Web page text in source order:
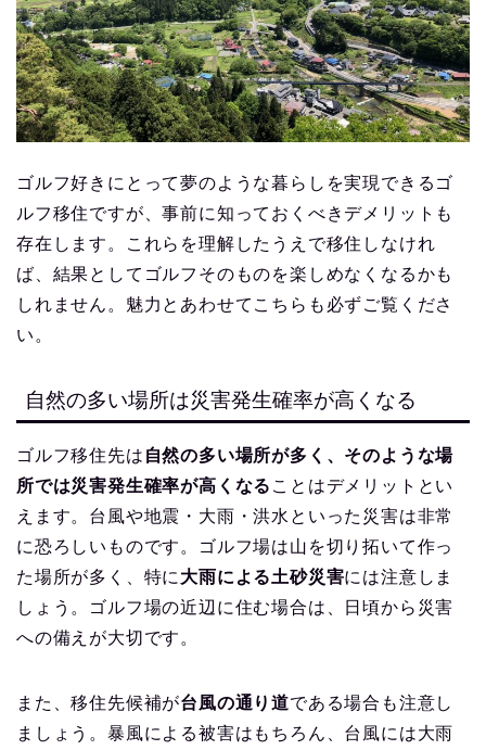
ゴルフ好きにとって夢のような暮らしを実現できるゴ
ルフ移住ですが、事前に知っておくべきデメリットも
存在します。これらを理解したうえで移住しなけれ
ば、結果としてゴルフそのものを楽しめなくなるかも
しれません。魅力とあわせてこちらも必ずご覧くださ
い。
自然の多い場所は災害発生確率が高くなる
ゴルフ移住先は 自然の多い場所が多く、そのような場
所では災害発生確率が高くなる ことはデメリットとい
えます。台風や地震・大雨・洪水といった災害は非常
に恐ろしいものです。ゴルフ場は山を切り拓いて作っ
た場所が多く、特に 大雨による土砂災害には注意しま
しょう。ゴルフ場の近辺に住む場合は、日頃から災害
への備えが大切です。
また、移住先候補が台風の通り道である場合も注意し
ましょう。暴風による被害はもちろん、台風には大雨